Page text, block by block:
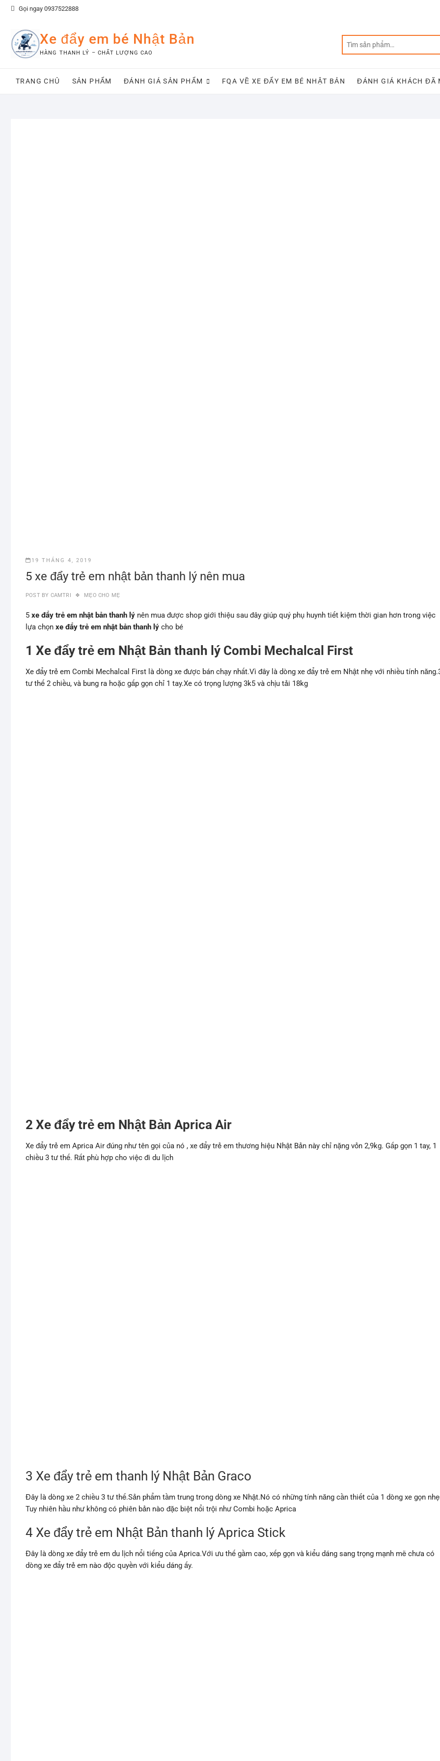
Skip
content
Gọi ngay 0937522888
Xe đẩy em bé Nhật Bản
HÀNG THANH LÝ – CHẤT LƯỢNG CAO
TRANG CHỦ SẢN PHẨM ĐÁNH GIÁ SẢN PHẨM FQA VỀ XE ĐẨY EM BÉ NHẬT BẢN ĐÁNH GIÁ KHÁCH ĐÃ
19 THÁNG 4, 2019
5 xe đẩy trẻ em nhật bản thanh lý nên mua
POST BY CAMTRI MẸO CHO MẸ
5 xe đẩy trẻ em nhật bản thanh lý nên mua được shop giới thiệu sau đây giúp quý phụ huynh tiết kiệm thời gian hơn trong việc
lựa chọn xe đẩy trẻ em nhật bản thanh lý cho bé
1 Xe đẩy trẻ em Nhật Bản thanh lý Combi Mechalcal First
Xe đẩy trẻ em Combi Mechalcal First là dòng xe được bán chạy nhất.Vì đây là dòng xe đẩy trẻ em Nhật nhẹ với nhiều tính
tư thế 2 chiều, và bung ra hoặc gấp gọn chỉ 1 tay.Xe có trọng lượng 3k5 và chịu tải 18kg
2 Xe đẩy trẻ em Nhật Bản Aprica Air
Xe đẩy trẻ em Aprica Air đúng như tên gọi của nó , xe đẩy trẻ em thương hiệu Nhật Bản này chỉ nặng vỏn 2,9kg. Gấp gọn 1 tay, 1
chiều 3 tư thế. Rất phù hợp cho việc đi du lịch
3 Xe đẩy trẻ em thanh lý Nhật Bản Graco
Đây là dòng xe 2 chiều 3 tư thế.Sản phẩm tầm trung trong dòng xe Nhật.Nó có những tính năng cần thiết của 1 dòng xe gọn
Tuy nhiên hầu như không có phiên bản nào đặc biệt nổi trội như Combi hoặc Aprica
4 Xe đẩy trẻ em Nhật Bản thanh lý Aprica Stick
Đây là dòng xe đẩy trẻ em du lịch nổi tiếng của Aprica.Với ưu thế gầm cao, xếp gọn và kiểu dáng sang trọng mạnh mẽ chưa có
dòng xe đẩy trẻ em nào độc quyền với kiểu dáng ấy.